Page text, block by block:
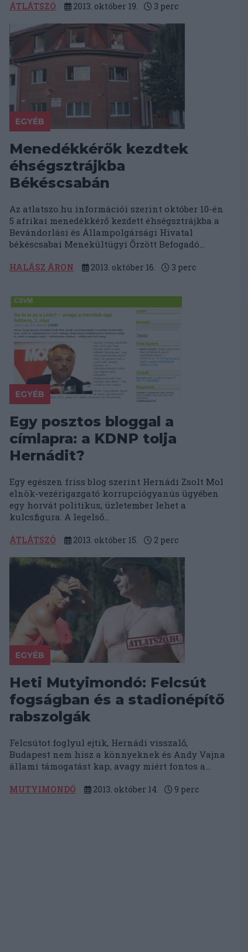
ÁTLÁTSZÓ 2013. október 19. 3 perc
EGYÉB
Menedékkérők kezdtek
éhségsztrájkba
Békéscsabán
Az atlatszo.hu információi szerint október 10-én
5 afrikai menedékkérő kezdett éhségsztrájkba a
Bevándorlási és Állampolgársági Hivatal
békéscsabai Menekültügyi Őrzött Befogadó...
HALÁSZ ÁRON 2013. október 16. 3 perc
EGYÉB
Egy posztos bloggal a
címlapra: a KDNP tolja
Hernádit?
Egy egészen friss blog szerint Hernádi Zsolt Mol
elnök-vezérigazgató korrupciógyanús ügyében
egy horvát politikus, üzletember lehet a
kulcsfigura. A legelső...
ÁTLÁTSZÓ 2013. október 15. 2 perc
EGYÉB
Heti Mutyimondó: Felcsút
fogságban és a stadionépítő
rabszolgák
Felcsútot foglyul ejtik, Hernádi visszalő,
Budapest nem hisz a könnyeknek és Andy Vajna
állami támogatást kap, avagy miért fontos a...
MUTYIMONDÓ 2013. október 14. 9 perc